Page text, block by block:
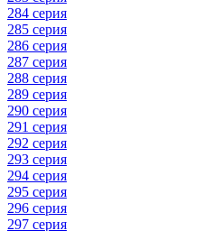
284 серия
285 серия
286 серия
287 серия
288 серия
289 серия
290 серия
291 серия
292 серия
293 серия
294 серия
295 серия
296 серия
297 серия